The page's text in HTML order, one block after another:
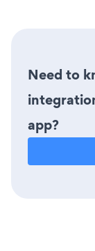
Need to
app?